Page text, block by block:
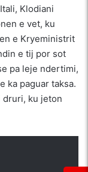
Klodiani
e vet, ku
e Kryeministrit
e tij por sot
pa leje ndertimi,
ka paguar taksa.
druri, ku jeton